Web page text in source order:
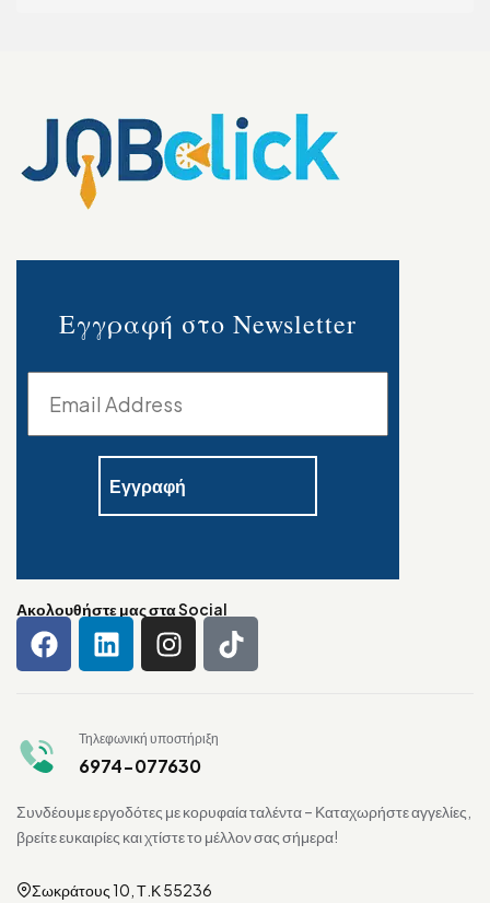
Εγγραφή στο Newsletter
Ακολουθήστε μας στα Social
Τηλεφωνική υποστήριξη
6974-077630
Συνδέουμε εργοδότες με κορυφαία ταλέντα – Καταχωρήστε αγγελίες,
βρείτε ευκαιρίες και χτίστε το μέλλον σας σήμερα!
Σωκράτους 10, Τ.Κ 55236